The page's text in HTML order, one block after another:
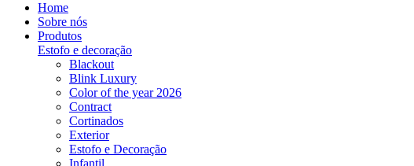
Home
Sobre nós
Produtos
Estofo e decoração
Blackout
Blink Luxury
Color of the year 2026
Contract
Cortinados
Exterior
Estofo e Decoração
Infantil